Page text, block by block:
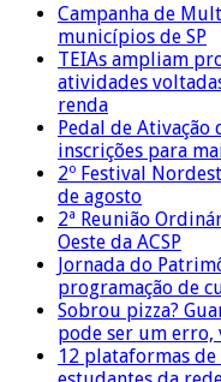
Campanha de
municípios de SP
TEIAs ampliam
atividades
renda
Pedal de
inscrições para
2º Festival
de agosto
2ª Reunião
Oeste da ACSP
Jornada do
programação de
Sobrou pizza?
pode ser um
12 plataformas